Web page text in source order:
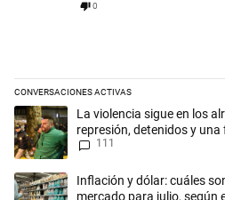
0
CONVERSACIONES ACTIVAS
Este listado muestra los artículos
Un artículo de tendencia con el título
La violencia sigue en los
represión, detenidos y
111
Un artículo de tendencia con el título
Inflación y dólar: cuáles
mercado para julio, según